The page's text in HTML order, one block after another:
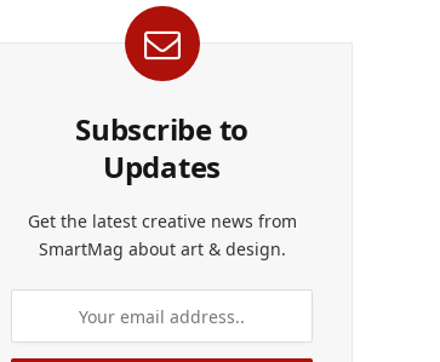
Subscribe to
Updates
Get the latest creative news from
SmartMag about art & design.